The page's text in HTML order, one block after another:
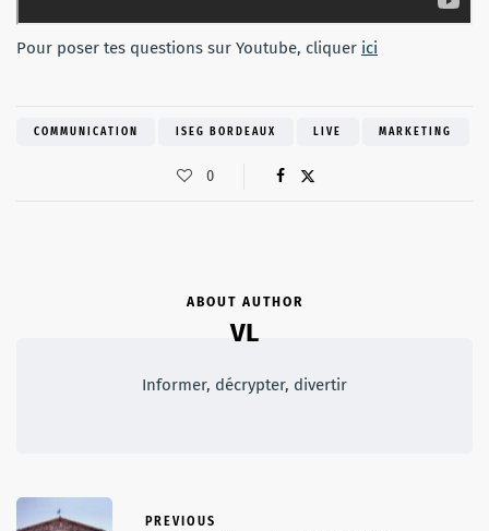
Pour poser tes questions sur Youtube, cliquer ici
COMMUNICATION ISEG BORDEAUX LIVE MARKETING
0
ABOUT AUTHOR
VL
Informer, décrypter, divertir
PREVIOUS